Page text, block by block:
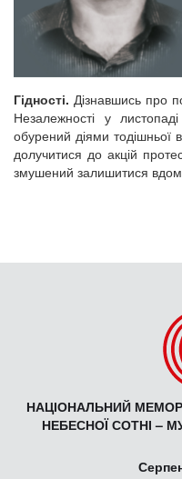
Гідності. Дізнавшись про
Незалежності у
обурений діями тодішньої
долучитися до акцій
змушений залишитися
НАЦІОНАЛЬНИЙ
НЕБЕСНОЇ СОТНІ –